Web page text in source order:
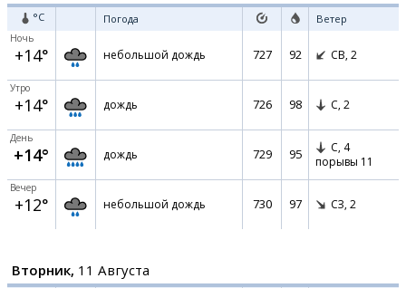
°C Погода Ветер
Ночь
+14° небольшой дождь 727 92 СВ, 2
Утро
+14° дождь 726 98 С, 2
День
+14° дождь 729 95 С, 4
порывы 11
Вечер
+12° небольшой дождь 730 97 СЗ, 2
Вторник, 11 Августа